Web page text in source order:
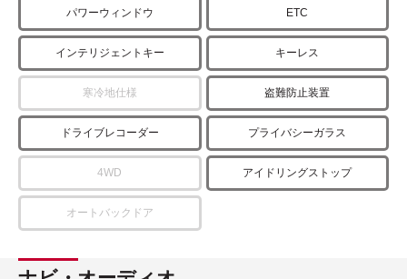
パワーウィンドウ ETC
インテリジェントキー キーレス
寒冷地仕様 盗難防止装置
ドライブレコーダー プライバシーガラス
4WD アイドリングストップ
オートバックドア